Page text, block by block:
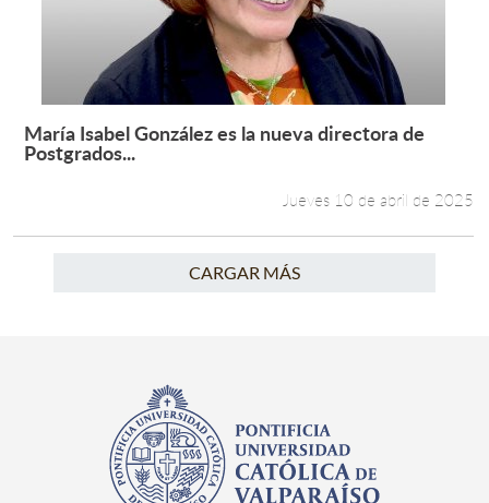
Leer más +
María Isabel González es la nueva directora de
Postgrados...
Jueves 10 de abril de 2025
CARGAR MÁS